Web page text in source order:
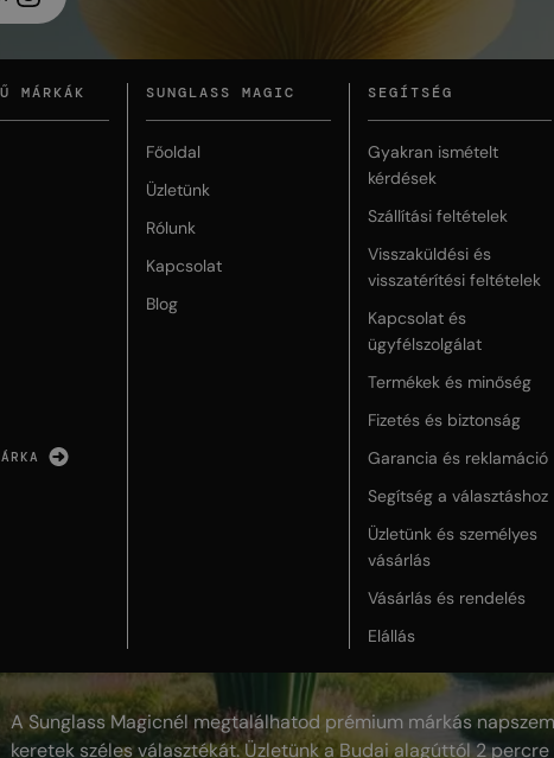
MÁRKÁK SUNGLASS MAGIC
Főoldal
Üzletünk
Rólunk
Kapcsolat
Blog
SEGÍTSÉG
Gyakran ismételt
kérdések
Szállítási feltételek
Visszaküldési és
visszatérítési feltételek
Kapcsolat és
ügyfélszolgálat
Termékek és minőség
Fizetés és biztonság
Garancia és reklamáció
Segítség a választáshoz
Üzletünk és személyes
vásárlás
Vásárlás és rendelés
Elállás
A Sunglass Magicnél megtalálhatod prémium márkás
keretek széles választékát. Üzletünk a Budai alagúttól 2